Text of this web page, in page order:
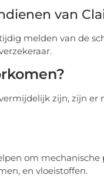
van
melden van de
zijn, zijn
om
en vloeistoffen.